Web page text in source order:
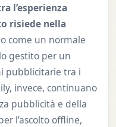
l’esperienza
risiede nella
come un normale
gestito per un
pubblicitarie tra i
invece, continuano
pubblicità e della
l’ascolto offline,